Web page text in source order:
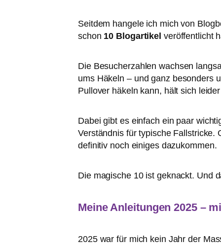
Seitdem hangele ich mich von
schon 10 Blogartikel veröffentlicht
Die Besucherzahlen wachsen
ums Häkeln – und ganz besonders
Pullover häkeln kann, hält sich
Dabei gibt es einfach ein paar
Verständnis für typische Fallstricke.
definitiv noch einiges dazukommen.
Die magische 10 ist geknackt. Und
Meine Anleitungen 2025 –
2025 war für mich kein Jahr der